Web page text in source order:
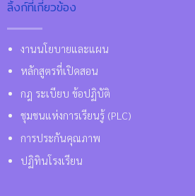
ลิ้งก์ที่เกี่ยวข้อง
งานนโยบายและแผน
หลักสูตรที่เปิดสอน
กฎ ระเบียบ ข้อปฏิบัติ
ชุมชนแห่งการเรียนรู้ (PLC)
การประกันคุณภาพ
ปฏิทินโรงเรียน